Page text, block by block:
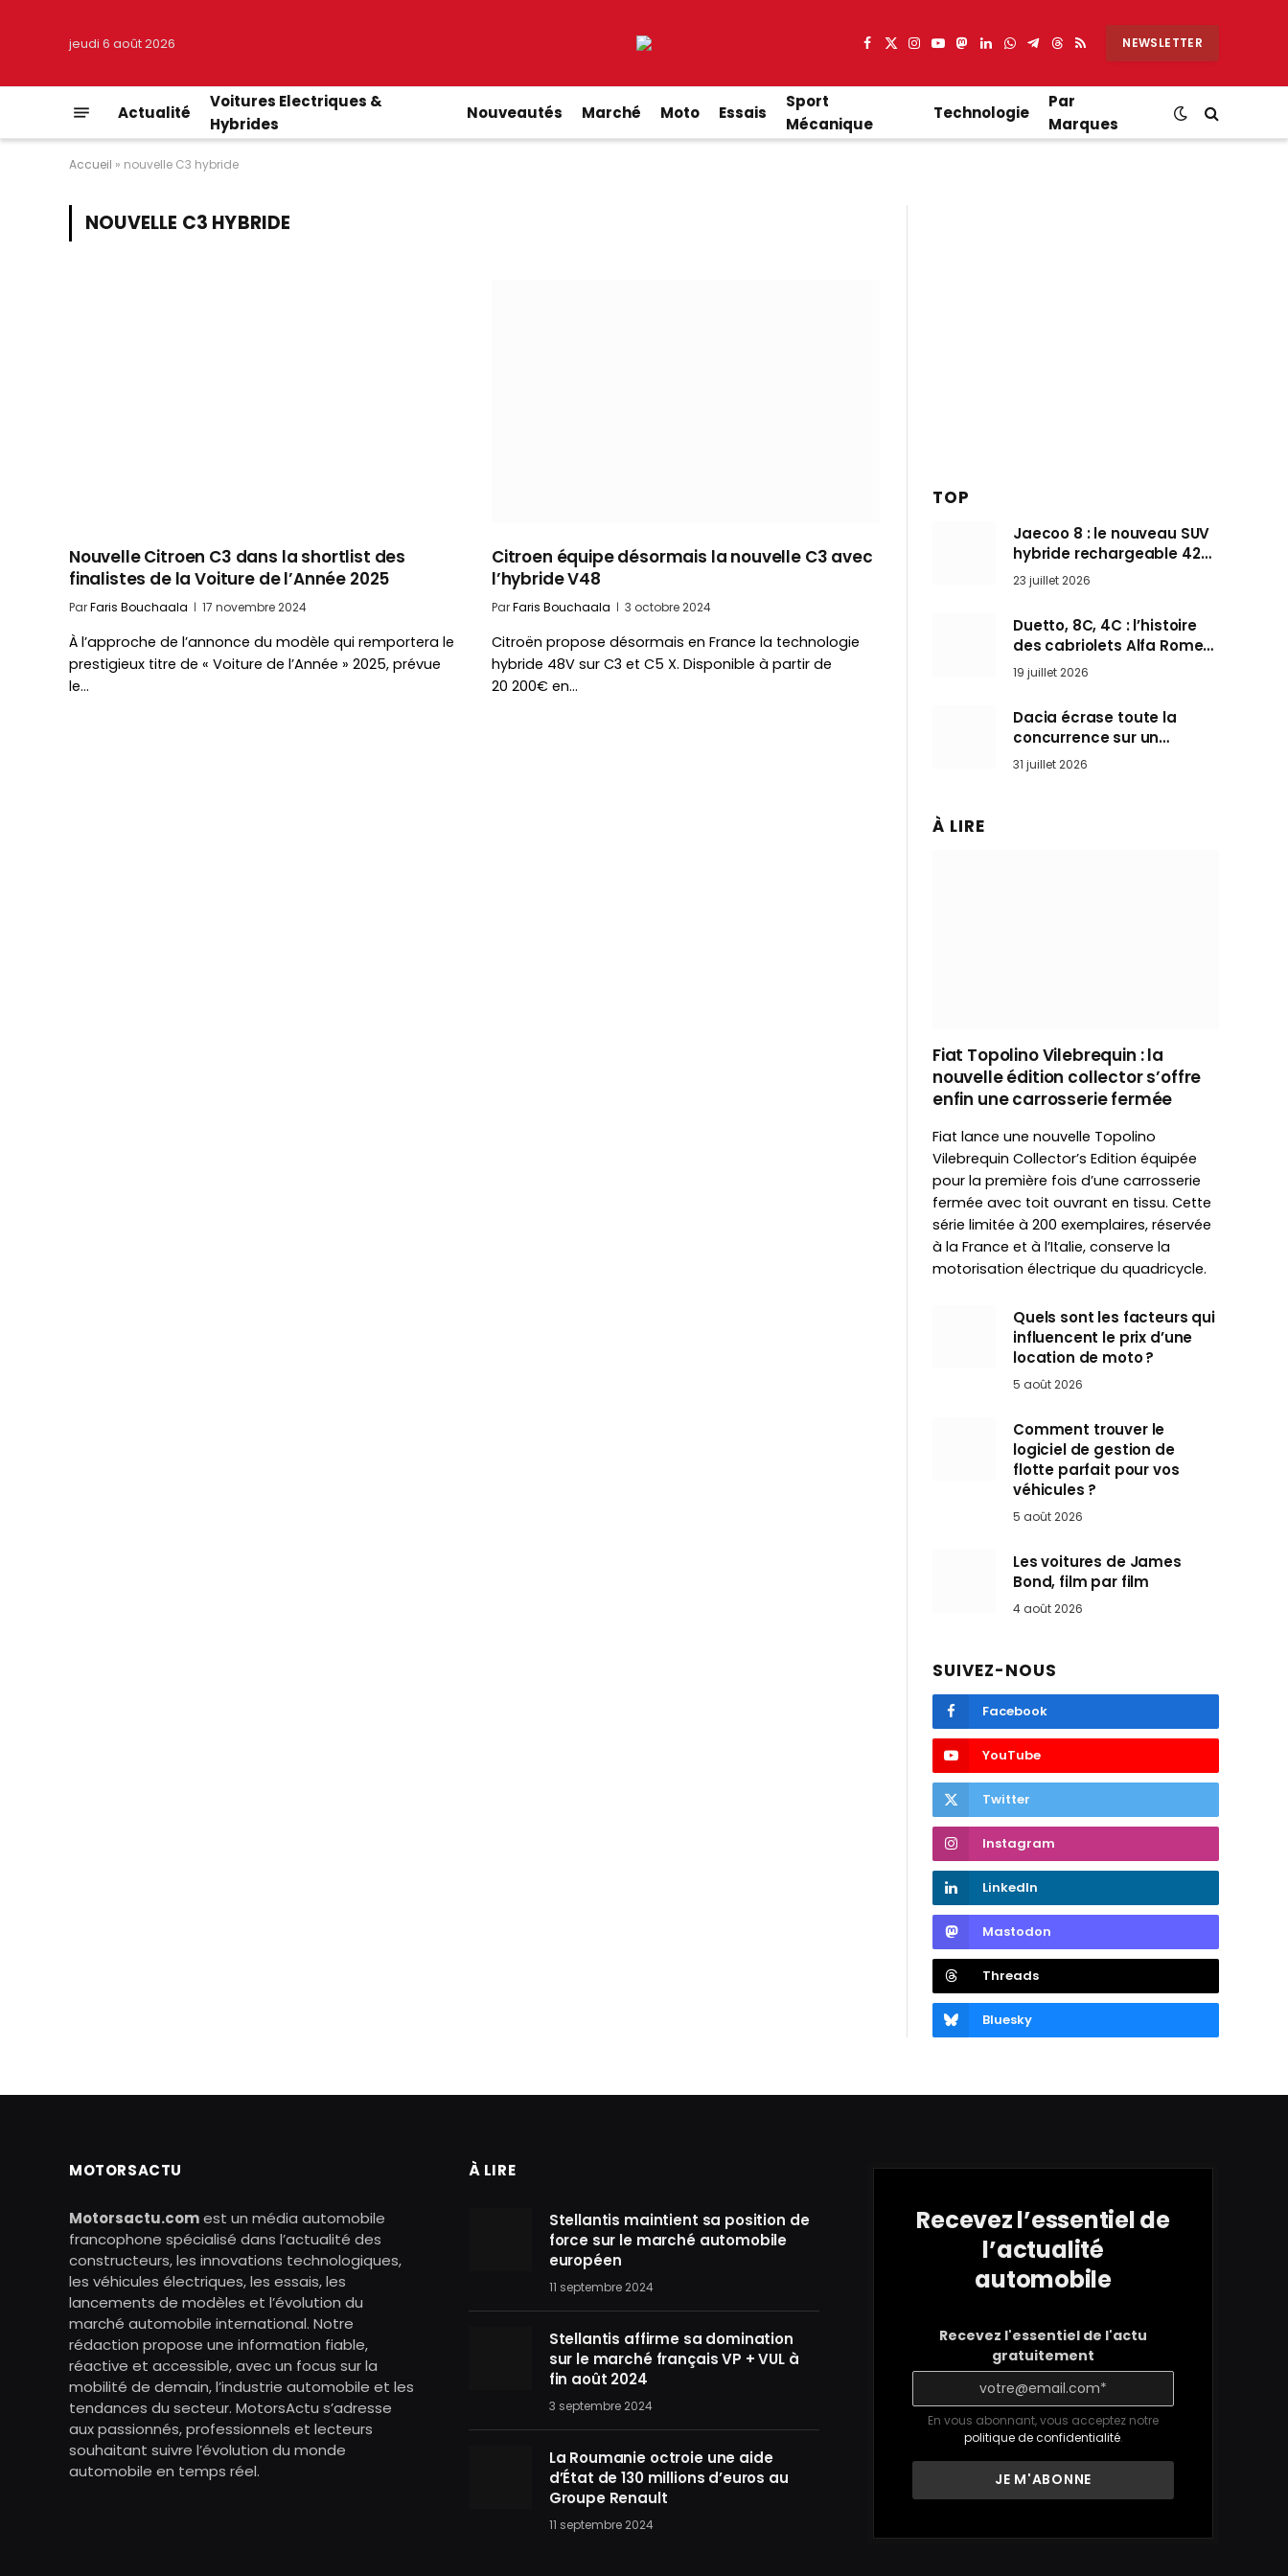
jeudi 6 août 2026 Facebook
X
Instagram
YouTube
Mastodon
LinkedIn
WhatsApp
Partager
Telegram
Threads
RSS NEWSLETTER
Actualité
Voitures Electriques &
Hybrides
Nouveautés Marché Moto Essais
Sport
Mécanique
Technologie
Par
Marques
Accueil » nouvelle C3 hybride
NOUVELLE C3 HYBRIDE
Nouvelle Citroen C3 dans la shortlist des
finalistes de la Voiture de l’Année 2025
ParFaris Bouchaala 17 novembre 2024
À l’approche de l’annonce du modèle qui remportera le
prestigieux titre de « Voiture de l’Année » 2025, prévue
le…
Citroen équipe désormais la nouvelle C3 avec
l’hybride V48
ParFaris Bouchaala 3 octobre 2024
Citroën propose désormais en France la technologie
hybride 48V sur C3 et C5 X. Disponible à partir de
20 200€ en…
TOP
Jaecoo 8 : le nouveau SUV
hybride rechargeable 428
ch qui vise l’Audi Q7 arrive
en Europe cet automne
23 juillet 2026
Duetto, 8C, 4C : l’histoire
des cabriolets Alfa Romeo,
ces Spider qui ont défini
l’art de rouler cheveux au
vent
19 juillet 2026
Dacia écrase toute la
concurrence sur un
marché où personne ne
l’attendait
31 juillet 2026
À LIRE
Fiat Topolino Vilebrequin : la
nouvelle édition collector s’offre
enfin une carrosserie fermée
Fiat lance une nouvelle Topolino
Vilebrequin Collector’s Edition équipée
pour la première fois d’une carrosserie
fermée avec toit ouvrant en tissu. Cette
série limitée à 200 exemplaires, réservée
à la France et à l’Italie, conserve la
motorisation électrique du quadricycle.
Quels sont les facteurs qui
influencent le prix d’une
location de moto ?
5 août 2026
Comment trouver le
logiciel de gestion de
flotte parfait pour vos
véhicules ?
5 août 2026
Les voitures de James
Bond, film par film
4 août 2026
SUIVEZ-NOUS
Facebook
YouTube
Twitter
Instagram
LinkedIn
Mastodon
Threads
Bluesky
MOTORSACTU
Motorsactu.comest un média automobile
francophone spécialisé dans l’actualité des
constructeurs, les innovations technologiques,
les véhicules électriques, les essais, les
lancements de modèles et l’évolution du
marché automobile international. Notre
rédaction propose une information fiable,
réactive et accessible, avec un focus sur la
mobilité de demain, l’industrie automobile et les
tendances du secteur. MotorsActu s’adresse
aux passionnés, professionnels et lecteurs
souhaitant suivre l’évolution du monde
automobile en temps réel.
À LIRE
Stellantis maintient sa position de
force sur le marché automobile
européen
11 septembre 2024
Stellantis affirme sa domination
sur le marché français VP + VUL à
fin août 2024
3 septembre 2024
La Roumanie octroie une aide
d’État de 130 millions d’euros au
Groupe Renault
11 septembre 2024
Recevez l’essentiel de
l’actualité
automobile
Recevez l'essentiel de l'actu
gratuitement
En vous abonnant, vous acceptez notre
politique de confidentialité.